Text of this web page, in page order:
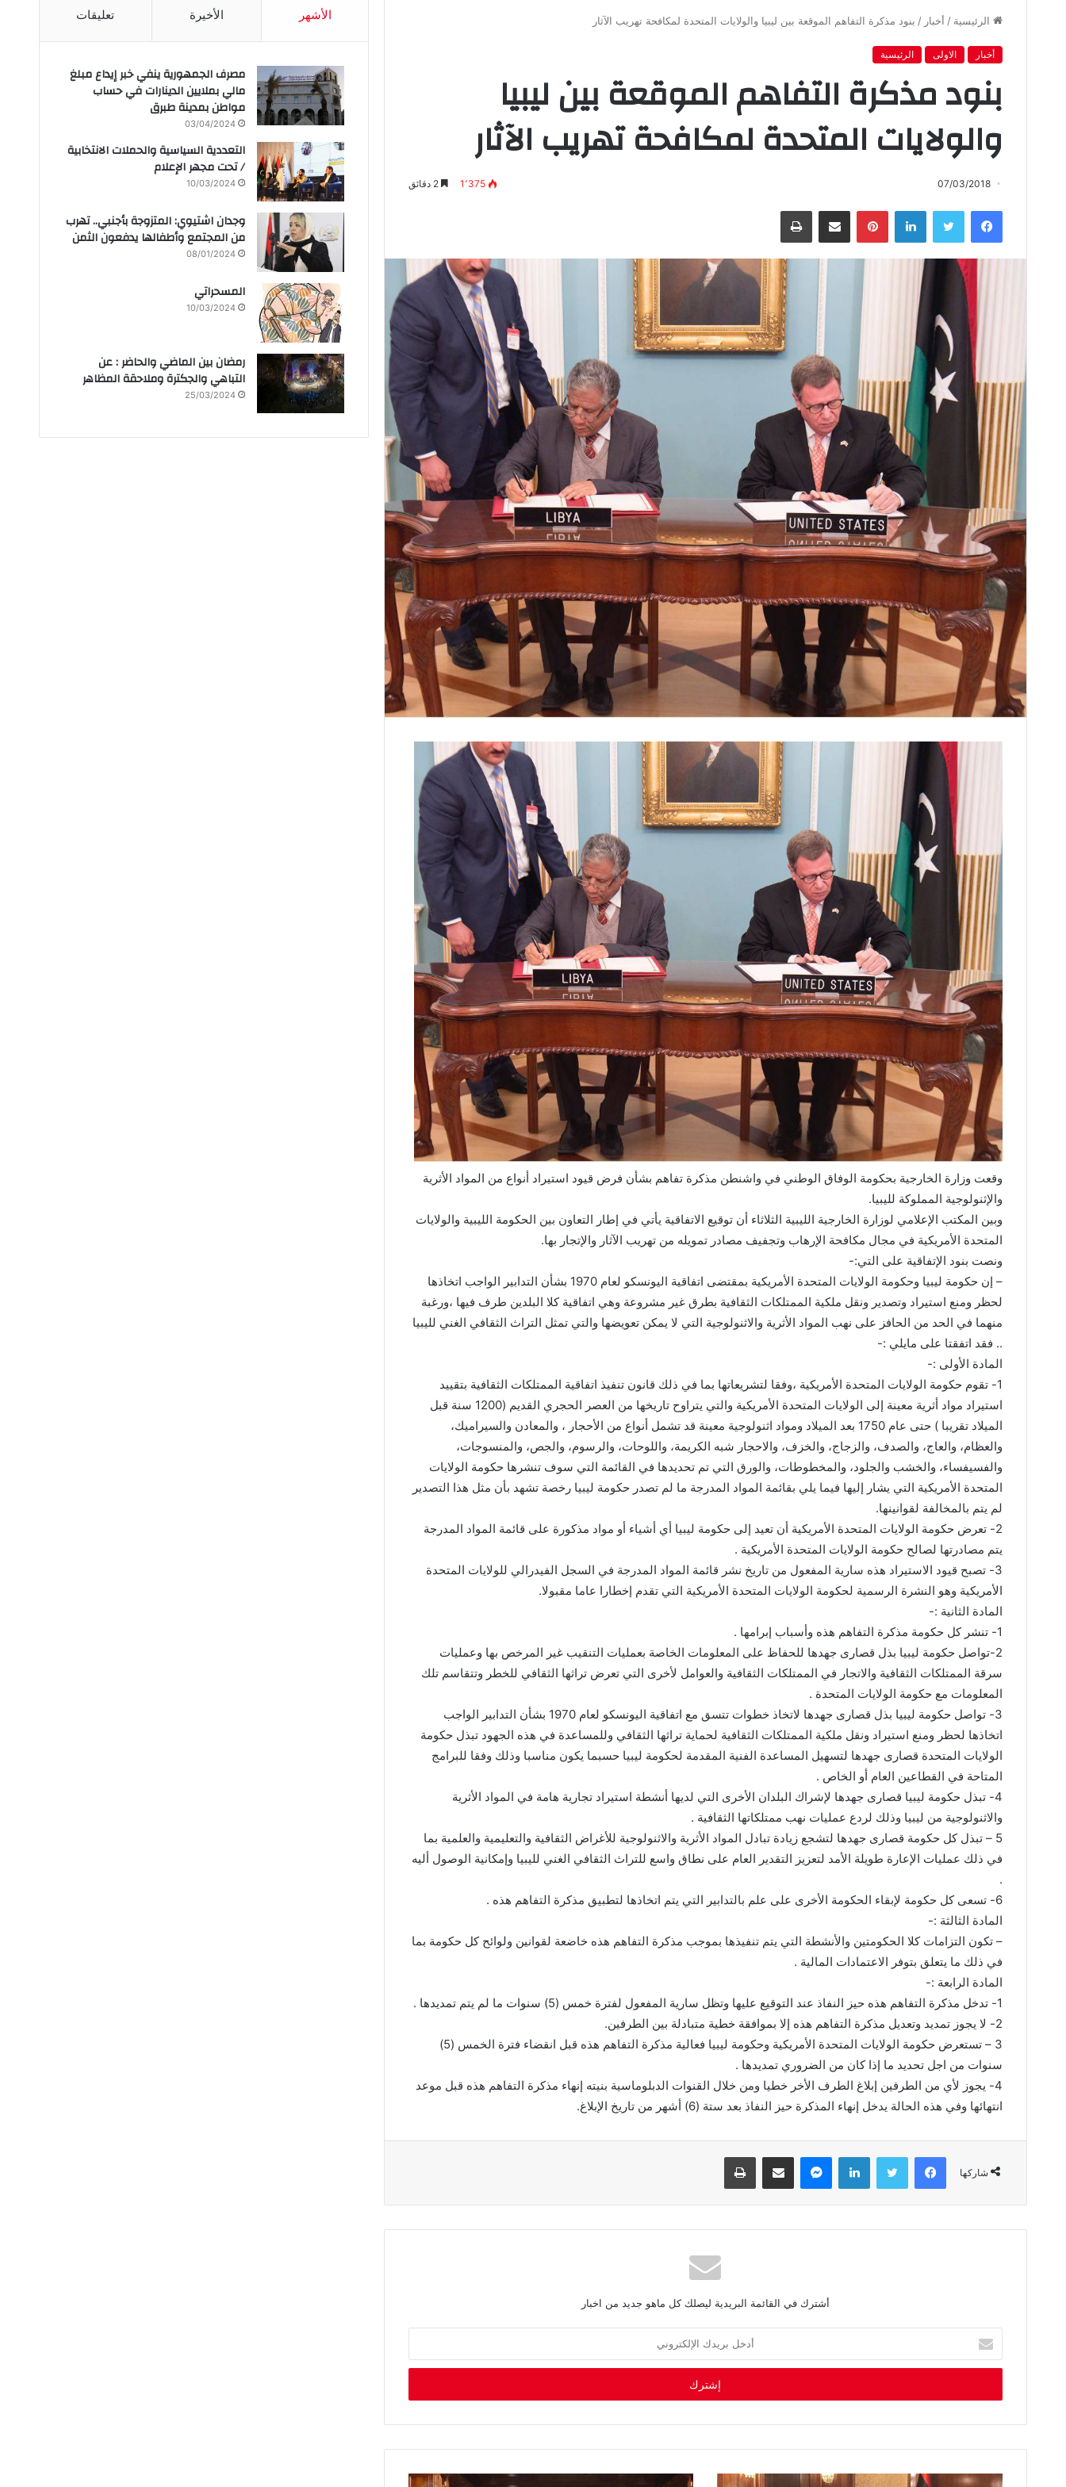
الرئيسية / أخبار / بنود مذكرة التفاهم الموقعة بين ليبيا والولايات المتحدة لمكافحة تهريب الآثار
أخبار الاولى الرئيسية
بنود مذكرة التفاهم الموقعة بين ليبيا
والولايات المتحدة لمكافحة تهريب الآثار
07/03/2018 1٬375 2 دقائق
فيسبوك تويتر لينكدإن بينتيريست مشاركة عبر البريد طباعة
وقعت وزارة الخارجية بحكومة الوفاق الوطني في واشنطن مذكرة تفاهم بشأن فرض قيود استيراد أنواع من المواد الأثرية
والإثنولوجية المملوكة لليبيا.
وبين المكتب الإعلامي لوزارة الخارجية الليبية الثلاثاء أن توقيع الاتفاقية يأتي في إطار التعاون بين الحكومة الليبية والولايات
المتحدة الأمريكية في مجال مكافحة الإرهاب وتجفيف مصادر تمويله من تهريب الآثار والإتجار بها.
ونصت بنود الإتفاقية على التي:-
– إن حكومة ليبيا وحكومة الولايات المتحدة الأمريكية بمقتضى اتفاقية اليونسكو لعام 1970 بشأن التدابير الواجب اتخاذها
لحظر ومنع استيراد وتصدير ونقل ملكية الممتلكات الثقافية بطرق غير مشروعة وهي اتفاقية كلا البلدين طرف فيها ،ورغبة
منهما في الحد من الحافز على نهب المواد الأثرية والاثنولوجية التي لا يمكن تعويضها والتي تمثل التراث الثقافي الغني لليبيا
.. فقد اتفقتا على مايلي :-
المادة الأولى :-
1- تقوم حكومة الولايات المتحدة الأمريكية ،وفقا لتشريعاتها بما في ذلك قانون تنفيذ اتفاقية الممتلكات الثقافية بتقييد
استيراد مواد أثرية معينة إلى الولايات المتحدة الأمريكية والتي يتراوح تاريخها من العصر الحجري القديم (1200 سنة قبل
الميلاد تقريبا ) حتى عام 1750 بعد الميلاد ومواد اثنولوجية معينة قد تشمل أنواع من الأحجار ، والمعادن والسيراميك،
والعظام، والعاج، والصدف، والزجاج، والخزف، والاحجار شبه الكريمة، واللوحات، والرسوم، والجص، والمنسوجات،
والفسيفساء، والخشب والجلود، والمخطوطات، والورق التي تم تحديدها في القائمة التي سوف تنشرها حكومة الولايات
المتحدة الأمريكية التي يشار إليها فيما يلي بقائمة المواد المدرجة ما لم تصدر حكومة ليبيا رخصة تشهد بأن مثل هذا التصدير
لم يتم بالمخالفة لقوانينها.
2- تعرض حكومة الولايات المتحدة الأمريكية أن تعيد إلى حكومة ليبيا أي أشياء أو مواد مذكورة على قائمة المواد المدرجة
يتم مصادرتها لصالح حكومة الولايات المتحدة الأمريكية .
3- تصبح قيود الاستيراد هذه سارية المفعول من تاريخ نشر قائمة المواد المدرجة في السجل الفيدرالي للولايات المتحدة
الأمريكية وهو النشرة الرسمية لحكومة الولايات المتحدة الأمريكية التي تقدم إخطارا عاما مقبولا.
المادة الثانية :-
1- تنشر كل حكومة مذكرة التفاهم هذه وأسباب إبرامها .
2-تواصل حكومة ليبيا بذل قصارى جهدها للحفاظ على المعلومات الخاصة بعمليات التنقيب غير المرخص بها وعمليات
سرقة الممتلكات الثقافية والاتجار في الممتلكات الثقافية والعوامل لأخرى التي تعرض تراثها الثقافي للخطر وتتقاسم تلك
المعلومات مع حكومة الولايات المتحدة .
3- تواصل حكومة ليبيا بذل قصارى جهدها لاتخاذ خطوات تتسق مع اتفاقية اليونسكو لعام 1970 بشأن التدابير الواجب
اتخاذها لحظر ومنع استيراد ونقل ملكية الممتلكات الثقافية لحماية تراثها الثقافي وللمساعدة في هذه الجهود تبذل حكومة
الولايات المتحدة قصارى جهدها لتسهيل المساعدة الفنية المقدمة لحكومة ليبيا حسبما يكون مناسبا وذلك وفقا للبرامج
المتاحة في القطاعين العام أو الخاص .
4- تبذل حكومة ليبيا قصارى جهدها لإشراك البلدان الأخرى التي لديها أنشطة استيراد تجارية هامة في المواد الأثرية
والاثنولوجية من ليبيا وذلك لردع عمليات نهب ممتلكاتها الثقافية .
5 – تبذل كل حكومة قصارى جهدها لتشجع زيادة تبادل المواد الأثرية والاثنولوجية للأغراض الثقافية والتعليمية والعلمية بما
في ذلك عمليات الإعارة طويلة الأمد لتعزيز التقدير العام على نطاق واسع للتراث الثقافي الغني لليبيا وإمكانية الوصول أليه
.
6- تسعى كل حكومة لإبقاء الحكومة الأخرى على علم بالتدابير التي يتم اتخاذها لتطبيق مذكرة التفاهم هذه .
المادة الثالثة :-
– تكون التزامات كلا الحكومتين والأنشطة التي يتم تنفيذها بموجب مذكرة التفاهم هذه خاضعة لقوانين ولوائح كل حكومة بما
في ذلك ما يتعلق بتوفر الاعتمادات المالية .
المادة الرابعة :-
1- تدخل مذكرة التفاهم هذه حيز النفاذ عند التوقيع عليها وتظل سارية المفعول لفترة خمس (5) سنوات ما لم يتم تمديدها .
2- لا يجوز تمديد وتعديل مذكرة التفاهم هذه إلا بموافقة خطية متبادلة بين الطرفين.
3 – تستعرض حكومة الولايات المتحدة الأمريكية وحكومة ليبيا فعالية مذكرة التفاهم هذه قبل انقضاء فترة الخمس (5)
سنوات من اجل تحديد ما إذا كان من الضروري تمديدها .
4- يجوز لأي من الطرفين إبلاغ الطرف الأخر خطيا ومن خلال القنوات الدبلوماسية بنيته إنهاء مذكرة التفاهم هذه قبل موعد
انتهائها وفي هذه الحالة يدخل إنهاء المذكرة حيز النفاذ بعد ستة (6) أشهر من تاريخ الإبلاغ.
شاركها
فيسبوك تويتر لينكدإن ماسنجر مشاركة عبر البريد طباعة
أشترك في القائمة البريدية ليصلك كل ماهو جديد من اخبار
خ
ب
د
الأشهر الأخيرة تعليقات
مصرف الجمهورية ينفي خبر إيداع مبلغ
مالي بملايين الدينارات في حساب
مواطن بمدينة طبرق
03/04/2024
التعددية السياسية والحملات الانتخابية
/ تحت مجهر الإعلام
10/03/2024
وجدان اشتيوي: المتزوجة بأجنبي.. تهرب
من المجتمع وأطفالها يدفعون الثمن
08/01/2024
المسحراتي
10/03/2024
رمضان بين الماضي والحاضر : عن
التباهي والجكترة وملاحقة المظاهر
25/03/2024